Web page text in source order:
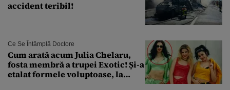
accident teribil!
Ce Se Întâmplă Doctore
Cum arată acum Julia Chelaru,
fosta membră a trupei Exotic! Și-a
etalat formele voluptoase, la